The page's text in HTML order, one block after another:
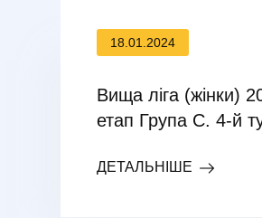
18.01.2024
Вища ліга (жінки)
етап Група С. 4-й
ДЕТАЛЬНІШЕ